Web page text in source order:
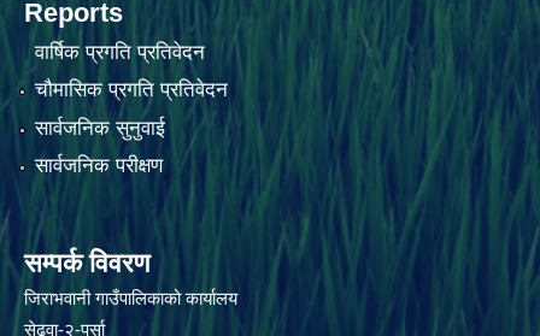
Reports
वार्षिक प्रगति प्रतिवेदन
चौमासिक प्रगति प्रतिवेदन
सार्वजनिक सुनुवाई
सार्वजनिक परीक्षण
सम्पर्क विवरण
जिराभवानी गाउँपालिकाको कार्यालय
सेढवा-२-पर्सा